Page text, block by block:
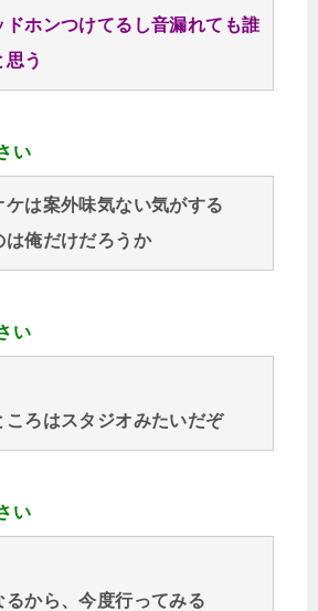
ドホンつけてるし音漏れても誰
思う
い
は案外味気ない気がする
は俺だけだろうか
い
ころはスタジオみたいだぞ
い
るから、今度行ってみる